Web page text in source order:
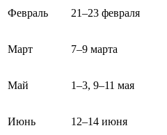
Февраль 21–23 февраля
Март 7–9 марта
Май 1–3, 9–11 мая
Июнь 12–14 июня